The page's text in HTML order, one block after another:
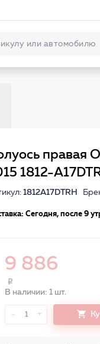
правая
1812-
1812A17DTRH
Сегодня, после 9
9 886
В наличии: 1 шт.
- 1 +